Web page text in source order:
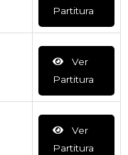
Partitura
Ver
Partitura
Ver
Partitura